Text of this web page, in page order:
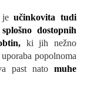
jeučinkovita tudi
splošno dostopnih
ki jih nežno
popolnoma
past nato muhe